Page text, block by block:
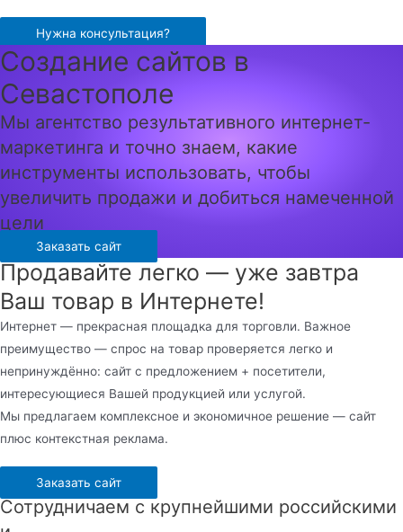
содержимому
Нужна консультация?
Создание сайтов в
Севастополе
Мы агентство результативного интернет-
маркетинга и точно знаем, какие
инструменты использовать, чтобы
увеличить продажи и добиться намеченной
цели
Заказать сайт
Продавайте легко — уже завтра
Ваш товар в Интернете!
Интернет — прекрасная площадка для торговли. Важное
преимущество — спрос на товар проверяется легко и
непринуждённо: сайт с предложением + посетители,
интересующиеся Вашей продукцией или услугой.
Мы предлагаем комплексное и экономичное решение — сайт
плюс контекстная реклама.
Заказать сайт
Сотрудничаем с крупнейшими российскими